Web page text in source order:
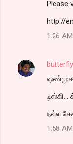
Please
http://
1:26 AM
நல்ல
1:58 AM